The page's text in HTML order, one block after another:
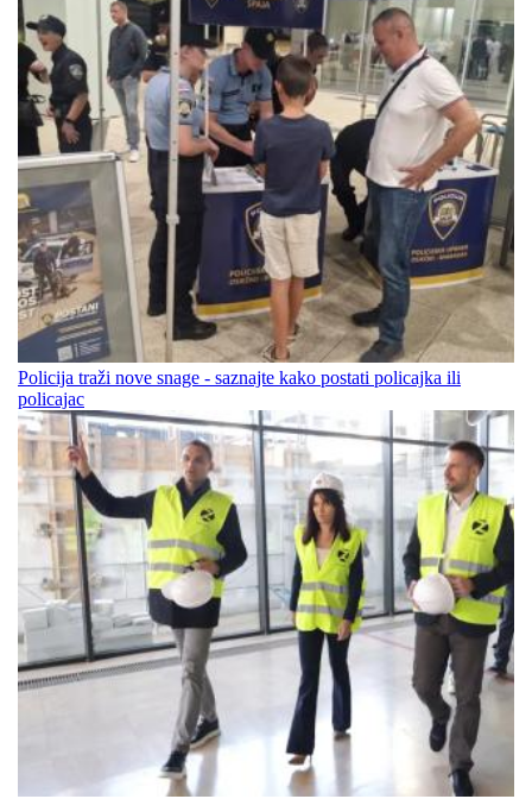
Policija traži nove snage - saznajte kako postati policajka ili
policajac